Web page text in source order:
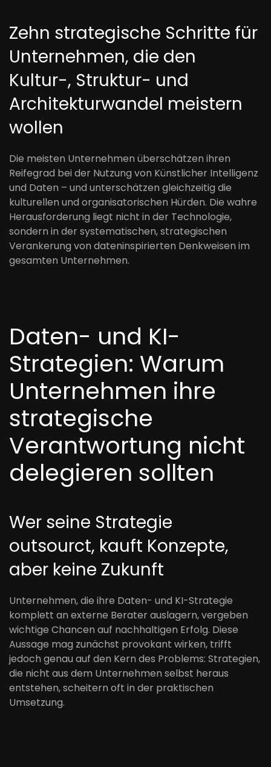
Zehn strategische Schritte für
Unternehmen, die den
Kultur-, Struktur- und
Architekturwandel meistern
wollen
Die meisten Unternehmen überschätzen ihren
Reifegrad bei der Nutzung von Künstlicher Intelligenz
und Daten – und unterschätzen gleichzeitig die
kulturellen und organisatorischen Hürden. Die wahre
Herausforderung liegt nicht in der Technologie,
sondern in der systematischen, strategischen
Verankerung von dateninspirierten Denkweisen im
gesamten Unternehmen.
Daten- und KI-
Strategien: Warum
Unternehmen ihre
strategische
Verantwortung nicht
delegieren sollten
Wer seine Strategie
outsourct, kauft Konzepte,
aber keine Zukunft
Unternehmen, die ihre Daten- und KI-Strategie
komplett an externe Berater auslagern, vergeben
wichtige Chancen auf nachhaltigen Erfolg. Diese
Aussage mag zunächst provokant wirken, trifft
jedoch genau auf den Kern des Problems: Strategien,
die nicht aus dem Unternehmen selbst heraus
entstehen, scheitern oft in der praktischen
Umsetzung.